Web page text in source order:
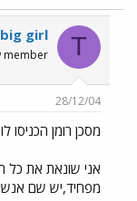
T
girl
member
28/12/04
מסכן רומן הכניסו
אני שונאת את כל
מפחיד,יש שם